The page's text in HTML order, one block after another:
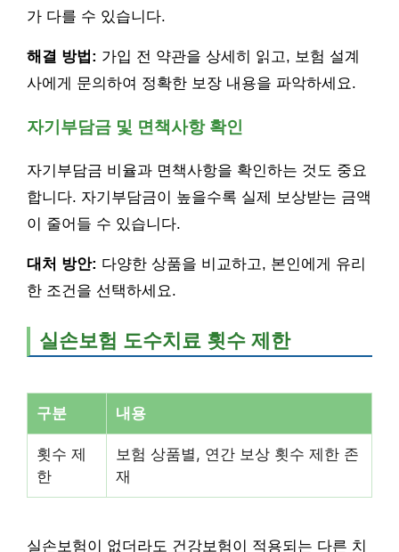
가 다를 수 있습니다.
해결 방법: 가입 전 약관을 상세히 읽고, 보험 설계
사에게 문의하여 정확한 보장 내용을 파악하세요.
자기부담금 및 면책사항 확인
자기부담금 비율과 면책사항을 확인하는 것도 중요
합니다. 자기부담금이 높을수록 실제 보상받는 금액
이 줄어들 수 있습니다.
대처 방안: 다양한 상품을 비교하고, 본인에게 유리
한 조건을 선택하세요.
실손보험 도수치료 횟수 제한
구분 내용
횟수 제
한
보험 상품별, 연간 보상 횟수 제한 존
재
실손보험이 없더라도 건강보험이 적용되는 다른 치